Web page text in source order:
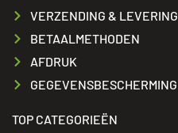
VERZENDING & LEVERING
BETAALMETHODEN
AFDRUK
GEGEVENSBESCHERMING
TOP CATEGORIEËN